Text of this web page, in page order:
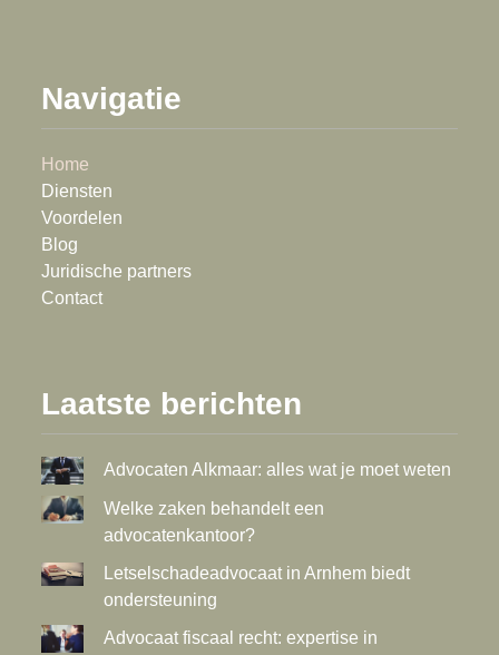
Navigatie
Home
Diensten
Voordelen
Blog
Juridische partners
Contact
Laatste berichten
Advocaten Alkmaar: alles wat je moet weten
Welke zaken behandelt een
advocatenkantoor?
Letselschadeadvocaat in Arnhem biedt
ondersteuning
Advocaat fiscaal recht: expertise in